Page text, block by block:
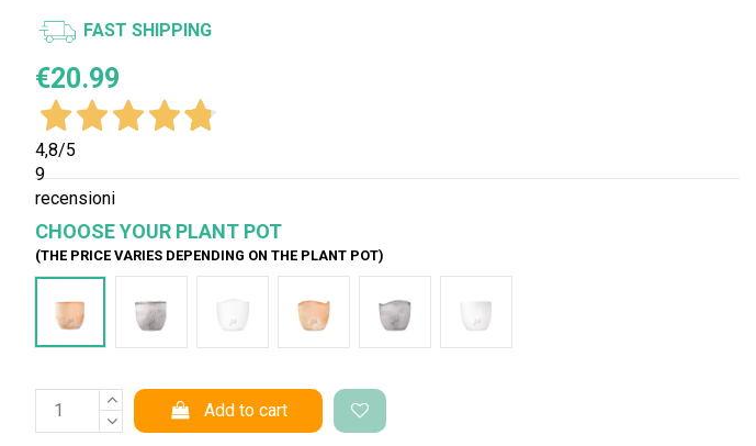
FAST SHIPPING
€20.99
4,8/5
9
recensioni
CHOOSE YOUR PLANT POT
(THE PRICE VARIES DEPENDING ON THE PLANT POT)
Add to cart